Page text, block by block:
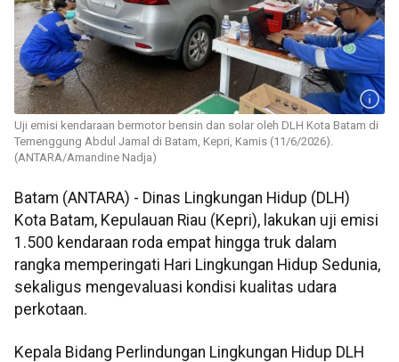
Uji emisi kendaraan bermotor bensin dan solar oleh DLH Kota Batam di
Temenggung Abdul Jamal di Batam, Kepri, Kamis (11/6/2026).
(ANTARA/Amandine Nadja)
Batam (ANTARA) - Dinas Lingkungan Hidup (DLH)
Kota Batam, Kepulauan Riau (Kepri), lakukan uji emisi
1.500 kendaraan roda empat hingga truk dalam
rangka memperingati Hari Lingkungan Hidup Sedunia,
sekaligus mengevaluasi kondisi kualitas udara
perkotaan.
Kepala Bidang Perlindungan Lingkungan Hidup DLH